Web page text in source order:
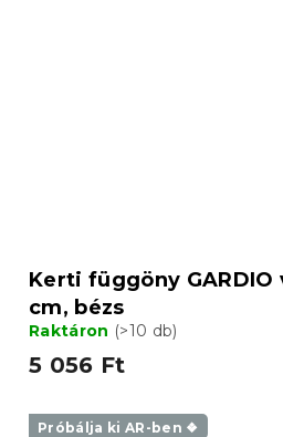
Kerti függöny GARDIO
cm, bézs
Raktáron (>10 db)
5 056 Ft
Próbálja ki AR-ben ❖